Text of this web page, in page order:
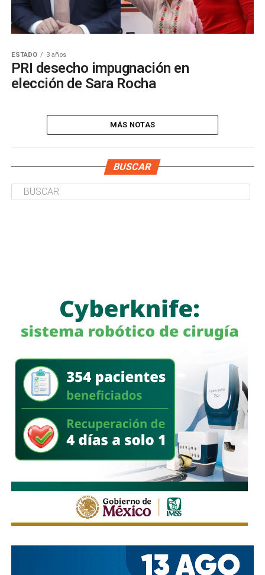
ESTADO 3 años
PRI desecho impugnación en
elección de Sara Rocha
MÁS NOTAS
BUSCAR